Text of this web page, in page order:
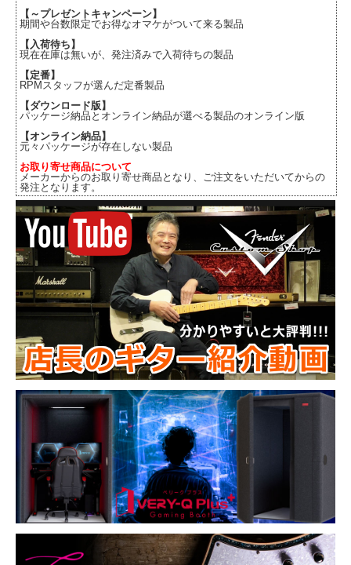
【～プレゼントキャンペーン】
期間や台数限定でお得なオマケがついて来る製品
【入荷待ち】
現在在庫は無いが、発注済みで入荷待ちの製品
【定番】
RPMスタッフが選んだ定番製品
【ダウンロード版】
パッケージ納品とオンライン納品が選べる製品のオンライン版
【オンライン納品】
元々パッケージが存在しない製品
お取り寄せ商品について
メーカーからのお取り寄せ商品となり、ご注文をいただいてからの
発注となります。